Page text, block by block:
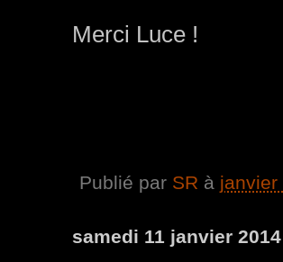
Merci Luce !
Publié par SR à janvier
samedi 11 janvier 2014